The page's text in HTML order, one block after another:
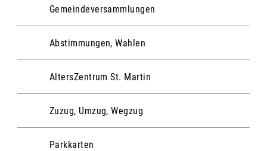
Gemeindeversammlungen
Abstimmungen, Wahlen
AltersZentrum St. Martin
Zuzug, Umzug, Wegzug
Parkkarten